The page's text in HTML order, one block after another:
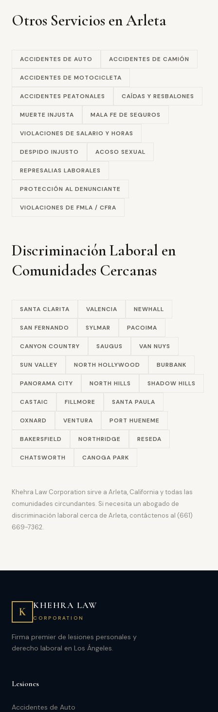
Otros Servicios en Arleta
ACCIDENTES DE AUTO ACCIDENTES DE CAMIÓN
ACCIDENTES DE MOTOCICLETA
ACCIDENTES PEATONALES CAÍDAS Y RESBALONES
MUERTE INJUSTA MALA FE DE SEGUROS
VIOLACIONES DE SALARIO Y HORAS
DESPIDO INJUSTO ACOSO SEXUAL
REPRESALIAS LABORALES
PROTECCIÓN AL DENUNCIANTE
VIOLACIONES DE FMLA / CFRA
Discriminación Laboral en
Comunidades Cercanas
SANTA CLARITA VALENCIA NEWHALL
SAN FERNANDO SYLMAR PACOIMA
CANYON COUNTRY SAUGUS VAN NUYS
SUN VALLEY NORTH HOLLYWOOD BURBANK
PANORAMA CITY NORTH HILLS SHADOW HILLS
CASTAIC FILLMORE SANTA PAULA
OXNARD VENTURA PORT HUENEME
BAKERSFIELD NORTHRIDGE RESEDA
CHATSWORTH CANOGA PARK
Khehra Law Corporation sirve a Arleta, California y todas las
comunidades circundantes. Si necesita un abogado de
discriminación laboral cerca de Arleta, contáctenos al (661)
669-7362.
K
KHEHRA LAW
CORPORATION
Firma premier de lesiones personales y
derecho laboral en Los Ángeles.
Lesiones
Accidentes de Auto